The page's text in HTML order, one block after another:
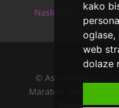
kako
oglase,
web
dolaze
TEHNIKE:
tarot,
TEODORA
/ Kod 29
Tarot savjetnik je zauzet
Naslovna
Astro
Astro
©
Maratela mreže d.o.o.
Polica